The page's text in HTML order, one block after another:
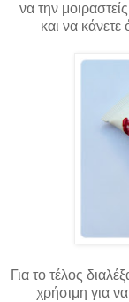
να την
και να
Για το τέλος
χρήσιμη για